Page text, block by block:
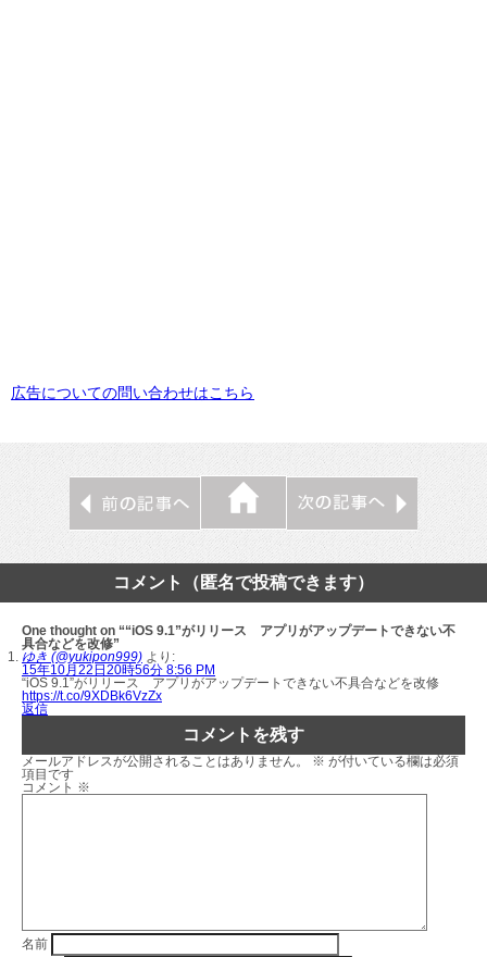
広告についての問い合わせはこちら
コメント（匿名で投稿できます）
One thought on ““iOS 9.1”がリリース アプリがアップデートできない不
具合などを改修”
ゆき (@yukipon999) より:
15年10月22日20時56分 8:56 PM
“iOS 9.1”がリリース アプリがアップデートできない不具合などを改修
https://t.co/9XDBk6VzZx
返信
コメントを残す
メールアドレスが公開されることはありません。 ※ が付いている欄は必須
項目です
コメント ※
名前